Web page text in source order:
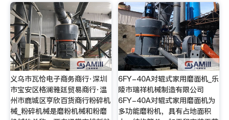
义乌市瓦恰电子商务商行·深圳
市宝安区格澜雅廷贸易商行·温
州市鹿城区亨欣百货商行粉碎机
械_粉碎机械是磨粉机械和粉磨
6FY-40A对辊式家用磨面机_乐
陵市瑞祥机械制造有限公司
6FY-40A对辊式家用磨面机为
多功能磨粉机，具有占地面积